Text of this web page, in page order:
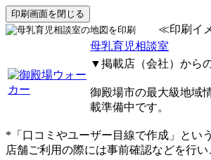
≪印刷イ
母乳育児相談室
▼掲載店（会社）から
御殿場市の最大級地域
載準備中です。
*「口コミやユーザー目線で作成」とい
店舗ご利用の際には事前確認などを行い